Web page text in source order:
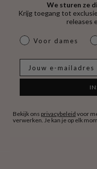
We sturen ze
Krijg toegang tot
releases
dames & heren
Voor dames
Bekijk ons privacybeleid voor
verwerken. Je kan je op elk